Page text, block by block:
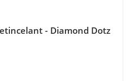
- Diamond Dotz